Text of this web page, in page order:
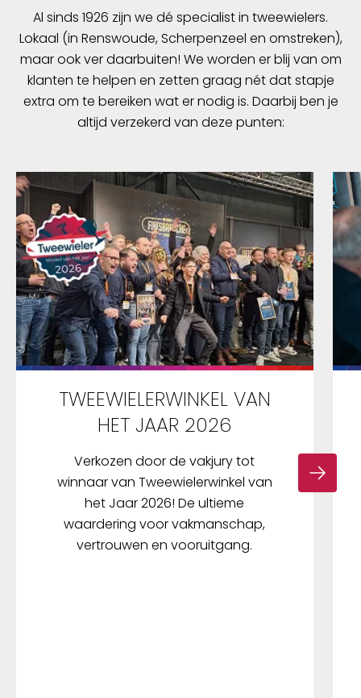
Al sinds 1926 zijn we dé specialist in tweewielers.
Lokaal (in Renswoude, Scherpenzeel en omstreken),
maar ook ver daarbuiten! We worden er blij van om
klanten te helpen en zetten graag nét dat stapje
extra om te bereiken wat er nodig is. Daarbij ben je
altijd verzekerd van deze punten:
TWEEWIELERWINKEL VAN
HET JAAR 2026
Verkozen door de vakjury tot
winnaar van Tweewielerwinkel van
het Jaar 2026! De ultieme
waardering voor vakmanschap,
vertrouwen en vooruitgang.